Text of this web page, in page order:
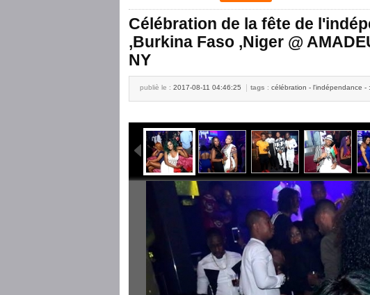
Célébration de la fête de
,Burkina Faso ,Niger @
NY
publiè le : 2017-08-11 04:46:25 tags : célébration - l'indépendance -